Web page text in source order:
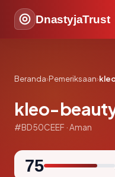
DnastyjaTrust
Beranda›Pemeriksaan›
kleo-
#BD50CEEF · Aman
75